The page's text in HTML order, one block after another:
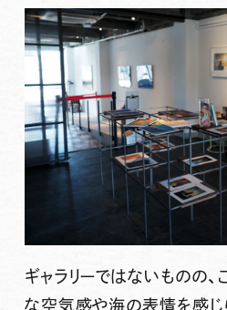
ギャラリーではないものの
な空気感や海の表情を感じ